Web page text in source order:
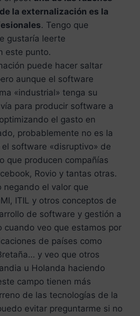
la externalización es la
. Tengo que
gustaría leerte
este punto.
puede hacer saltar
aunque el software
«industrial» tenga su
para producir software a
el gasto en
probablemente no es la
software «disruptivo» de
que producen compañías
Rovio y tantas otras.
negando el valor que
ITIL y otros conceptos de
de software y gestión a
cuando veo que estamos por
de países como
y veo que otros
u Holanda haciendo
campo tienen más
de las tecnologías de la
evitar preguntarme si no